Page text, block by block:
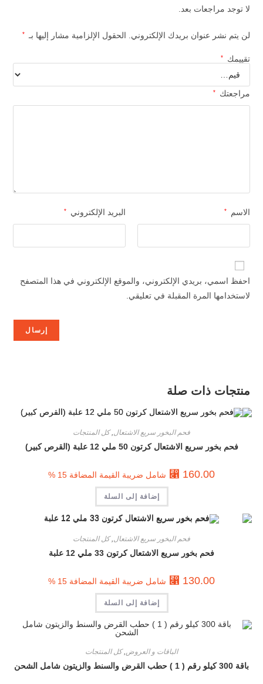
لا توجد مراجعات بعد.
لن يتم نشر عنوان بريدك الإلكتروني. الحقول الإلزامية مشار إليها بـ *
تقييمك *
مراجعتك *
الاسم * البريد الإلكتروني *
احفظ اسمي، بريدي الإلكتروني، والموقع الإلكتروني في هذا المتصفح
لاستخدامها المرة المقبلة في تعليقي.
منتجات ذات صلة
فحم البخور سريع الاشتعال,كل المنتجات
فحم بخور سريع الاشتعال كرتون 50 ملي 12 علبة (القرص كبير)
⃁ 160.00 شامل ضريبة القيمة المضافة 15 %
إضافة إلى السلة
فحم البخور سريع الاشتعال ,كل المنتجات
فحم بخور سريع الاشتعال كرتون 33 ملي 12 علبة
⃁ 130.00 شامل ضريبة القيمة المضافة 15 %
إضافة إلى السلة
الباقات و العروض,كل المنتجات
باقة 300 كيلو رقم ( 1 ) حطب القرض والسنط والزيتون شامل الشحن